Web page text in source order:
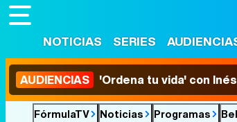
NOTICIAS SERIES
AUDIENCIAS 'Ordena tu vida' con
FórmulaTV Noticias Programas